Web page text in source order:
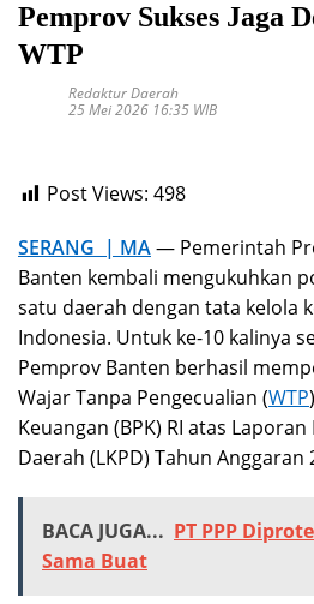
Pemprov Sukses Jaga
WTP
Redaktur Daerah
25 Mei 2026 16:35 WIB
Post Views: 498
SERANG | MA— Pemerintah
Banten kembali mengukuhkan
satu daerah dengan tata kelola
Indonesia. Untuk ke-10 kalinya
Pemprov Banten berhasil
Wajar Tanpa Pengecualian (WTP
Keuangan (BPK) RI atas
Daerah (LKPD) Tahun Anggaran
BACA JUGA... PT PPP
Sama Buat